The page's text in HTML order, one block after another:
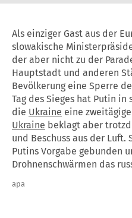
Als einziger Gast aus der
slowakische
der aber nicht zu der
Hauptstadt und anderen
Bevölkerung eine Sperre
Tag des Sieges hat Putin in
die Ukraine eine
Ukraine beklagt aber
und Beschuss aus der
Putins Vorgabe gebunden
Drohnenschwärmen das
apa